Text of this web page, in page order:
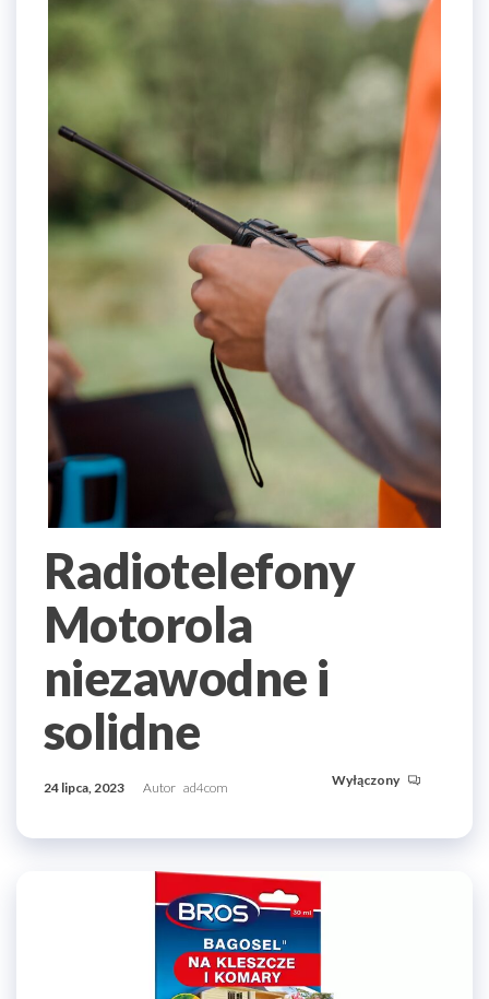
Radiotelefony
Motorola
niezawodne i
solidne
24 lipca, 2023 Autor ad4com Wyłączony